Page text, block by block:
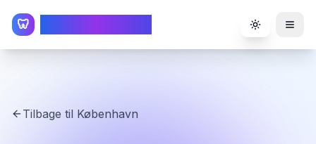
🦷 Toggle
Tilbage til København